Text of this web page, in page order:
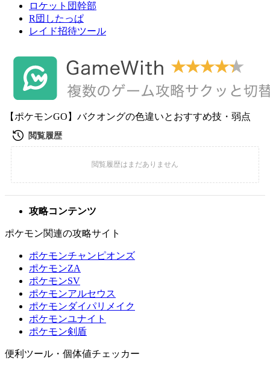
ロケット団幹部
R団したっぱ
レイド招待ツール
【ポケモンGO】バクオングの色違いとおすすめ技・弱点
攻略コンテンツ
ポケモン関連の攻略サイト
ポケモンチャンピオンズ
ポケモンZA
ポケモンSV
ポケモンアルセウス
ポケモンダイパリメイク
ポケモンユナイト
ポケモン剣盾
便利ツール・個体値チェッカー